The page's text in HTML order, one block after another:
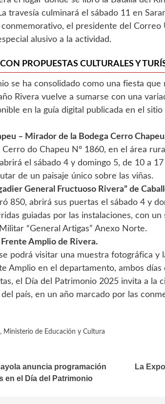
travesía culminará el sábado 11 en
conmemorativo, el presidente del Correo
alusivo a la actividad.
PROPUESTAS CULTURALES Y
se ha consolidado como una fiesta
Rivera vuelve a sumarse con una
en la guía digital publicada en el
– Mirador de la Bodega Cerro
Cerro do Chapeu Nº 1860, en el área
el sábado 4 y domingo 5, de 10 a
de un paisaje único sobre las viñas.
General Fructuoso Rivera” de
850, abrirá sus puertas el sábado 4 y
guiadas por las instalaciones, con
“General Artigas” Anexo Norte.
Amplio de Rivera.
podrá visitar una muestra fotográfica
Amplio en el departamento, ambos días
el Día del Patrimonio 2025 invita a la
país, en un año marcado por las
, Ministerio de Educación y Cultura
anuncia programación
en el Día del Patrimonio
La